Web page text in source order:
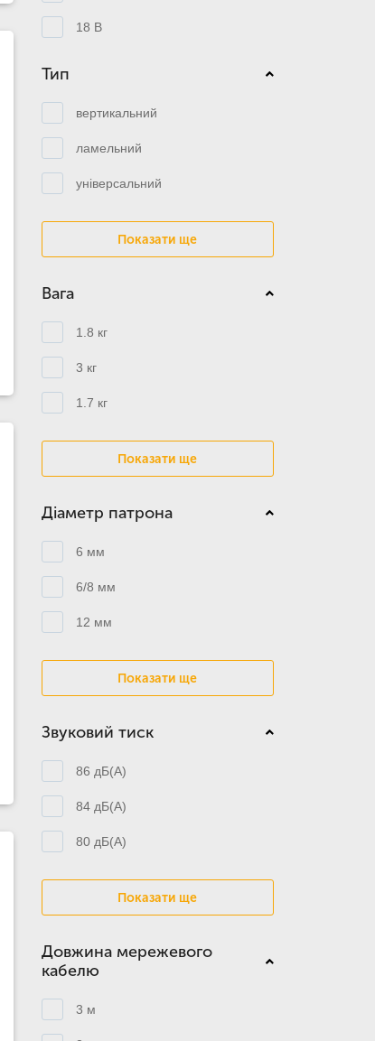
18 В
Тип
вертикальний
ламельний
універсальний
Показати ще
Вага
1.8 кг
3 кг
1.7 кг
Показати ще
Діаметр патрона
6 мм
6/8 мм
12 мм
Показати ще
Звуковий тиск
86 дБ(А)
84 дБ(А)
80 дБ(А)
Показати ще
Довжина мережевого
кабелю
3 м